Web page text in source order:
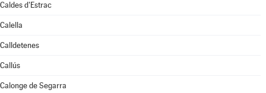
Caldes d'Estrac
Calella
Calldetenes
Callús
Calonge de Segarra